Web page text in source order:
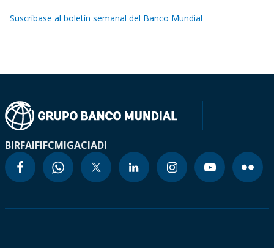
Suscríbase al boletín semanal del Banco Mundial
BIRFAIFIFCMIGACIADI